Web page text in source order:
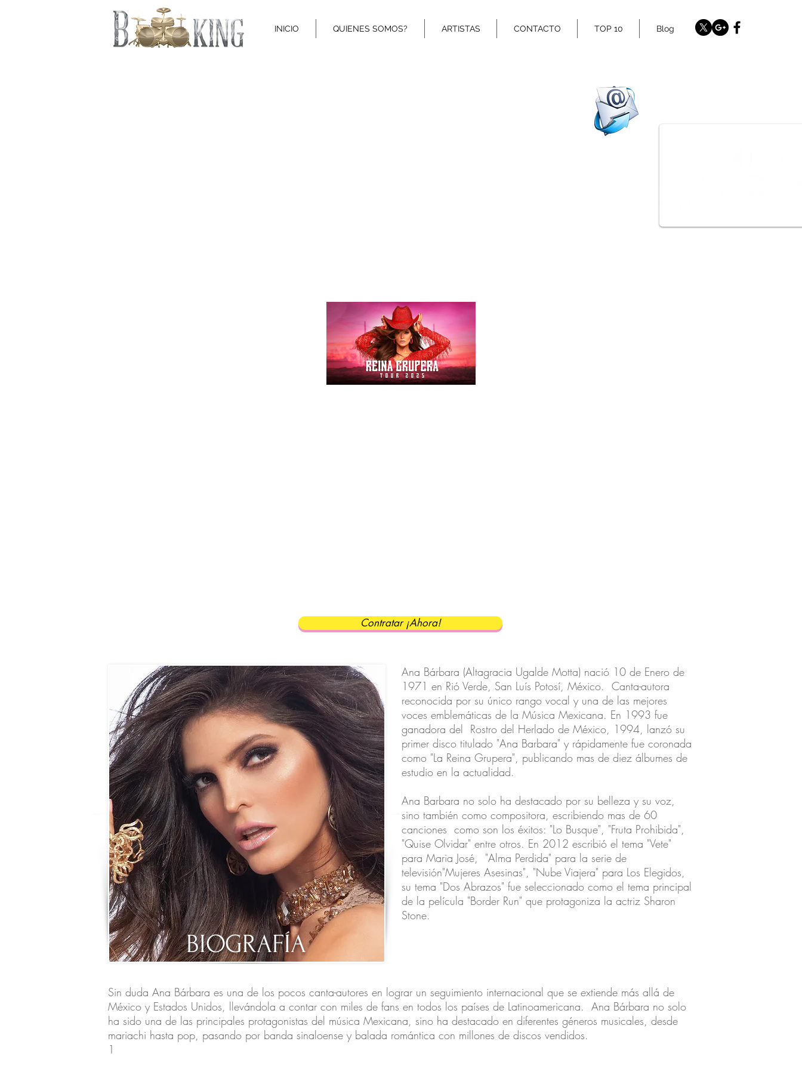
INICIO QUIENES SOMOS? ARTISTAS CONTACTO TOP 10 Blog
CONTRATACION DE ANA BARBARA - CONTRATACIONES DE ANA BARBARA -
CONTRATAR A ANA BARBARA
Contratar ¡Ahora!
BIOGRAFÍA
Ana Bárbara (Altagracia Ugalde Motta) nació 10 de Enero de
1971 en Rió Verde, San Luís Potosí, México. Canta-autora
reconocida por su único rango vocal y una de las mejores
voces emblemáticas de la Música Mexicana. En 1993 fue
ganadora del Rostro del Herlado de México, 1994, lanzó su
primer disco titulado "Ana Barbara" y rápidamente fue coronada
como "La Reina Grupera", publicando mas de diez álbumes de
estudio en la actualidad.
Ana Barbara no solo ha destacado por su belleza y su voz,
sino también como compositora, escribiendo mas de 60
canciones como son los éxitos: "Lo Busque", "Fruta Prohibida",
"Quise Olvidar" entre otros. En 2012 escribió el tema "Vete"
para Maria José, "Alma Perdida" para la serie de
televisión"Mujeres Asesinas", "Nube Viajera" para Los Elegidos,
su tema "Dos Abrazos" fue seleccionado como el tema principal
de la película "Border Run" que protagoniza la actriz Sharon
Stone.
Sin duda Ana Bárbara es una de los pocos canta-autores en lograr un seguimiento internacional que se extiende más allá de
México y Estados Unidos, llevándola a contar con miles de fans en todos los países de Latinoamericana. Ana Bárbara no solo
ha sido una de las principales protagonistas del música Mexicana, sino ha destacado en diferentes géneros musicales, desde
mariachi hasta pop, pasando por banda sinaloense y balada romántica con millones de discos vendidos.
1